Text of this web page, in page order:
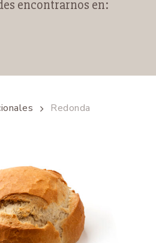
encontrarnos en:
Redonda